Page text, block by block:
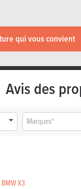
qui vous convient
Avis des
Marques*
X3